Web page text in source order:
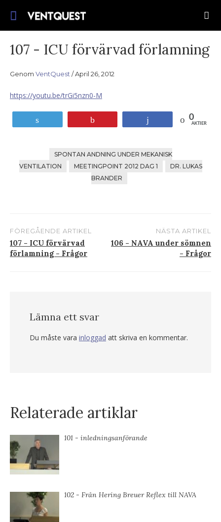
107 - ICU förvärvad förlamning
Genom VentQuest April 26, 2012
https://youtu.be/trGi5nzn0-M
0
AKTIER
SPONTAN ANDNING UNDER MEKANISK
VENTILATION
MEETINGPOINT 2012 DAG 1
DR. LUKAS
BRANDER
Inlägg
navigering
FÖREGÅENDE ARTIKEL
107 - ICU förvärvad
förlamning - Frågor
NÄSTA ARTIKEL
106 - NAVA under sömnen
- Frågor
Lämna ett svar
Du måste vara inloggad att skriva en kommentar.
Relaterade artiklar
101 - inledningsanförande
102 - Från Hering Breuer Reflex till NAVA